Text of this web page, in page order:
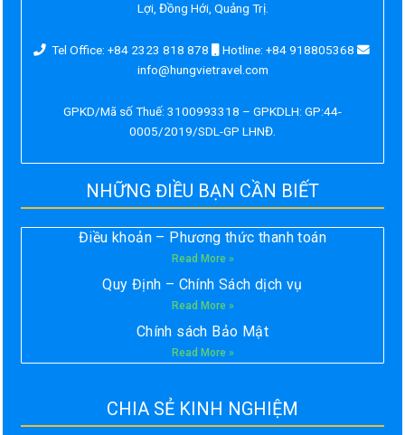
Lợi, Đồng Hới, Quảng Trị.
Tel Office: +84 2323 818 878
Hotline: +84 918805368
info@hungvietravel.com
GPKD/Mã số Thuế: 3100993318 – GPKDLH: GP:44-
0005/2019/SDL-GP LHNĐ.
NHỮNG ĐIỀU BẠN CẦN BIẾT
Điều khoản – Phương thức thanh toán
Read More »
Quy Định – Chính Sách dịch vụ
Read More »
Chính sách Bảo Mật
Read More »
CHIA SẺ KINH NGHIỆM